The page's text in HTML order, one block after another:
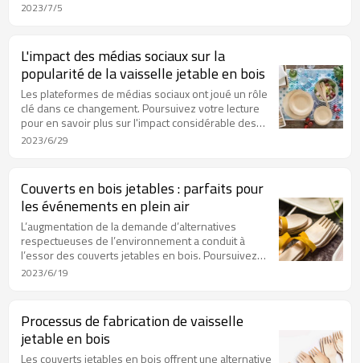
bois jetables, ainsi que les conseils pour choisir des
2023/7/5
L'impact des médias sociaux sur la
popularité de la vaisselle jetable en bois
Les plateformes de médias sociaux ont joué un rôle
clé dans ce changement. Poursuivez votre lecture
pour en savoir plus sur l'impact considérable des
médias sociaux sur la popularité croissante des
2023/6/29
Couverts en bois jetables : parfaits pour
les événements en plein air
L’augmentation de la demande d’alternatives
respectueuses de l’environnement a conduit à
l’essor des couverts jetables en bois. Poursuivez
votre lecture pour découvrir l'importance de la
2023/6/19
Processus de fabrication de vaisselle
jetable en bois
Les couverts jetables en bois offrent une alternative